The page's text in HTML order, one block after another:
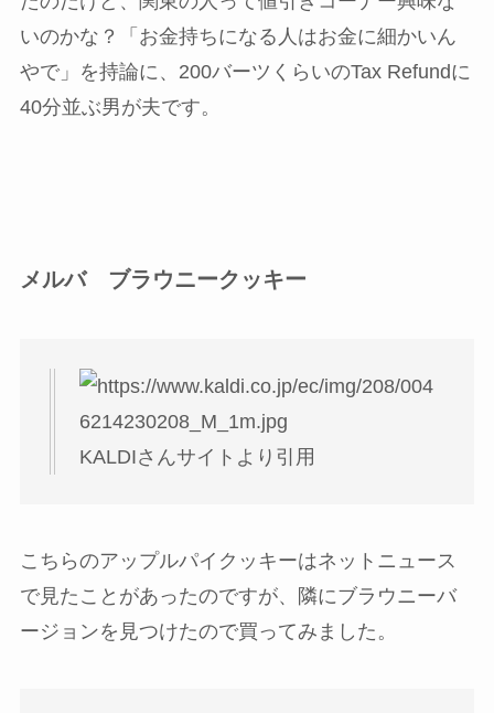
いのかな？「お金持ちになる人はお金に細かいん
やで」を持論に、200バーツくらいのTax Refundに
40分並ぶ男が夫です。
メルバ ブラウニークッキー
KALDIさんサイトより引用
こちらのアップルパイクッキーはネットニュース
で見たことがあったのですが、隣にブラウニーバ
ージョンを見つけたので買ってみました。